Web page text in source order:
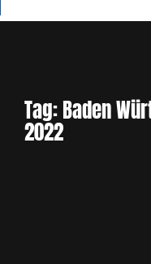
Tag:Baden
2022